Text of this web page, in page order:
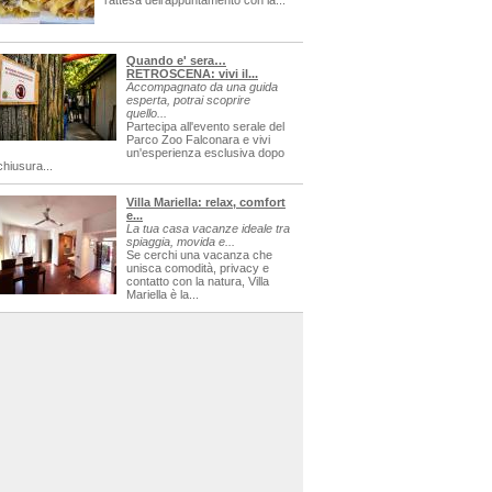
Quando e' sera…
RETROSCENA: vivi il...
Accompagnato da una guida
esperta, potrai scoprire
quello...
Partecipa all'evento serale del
Parco Zoo Falconara e vivi
un'esperienza esclusiva dopo
Villa Mariella: relax, comfort
e...
La tua casa vacanze ideale tra
spiaggia, movida e...
Se cerchi una vacanza che
unisca comodità, privacy e
contatto con la natura, Villa
Mariella è la...